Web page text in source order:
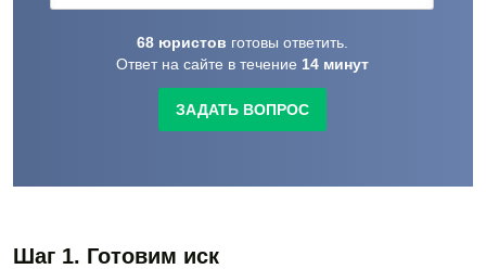
68 юристов готовы ответить.
Ответ на сайте в течение 14 минут
ЗАДАТЬ ВОПРОС
Шаг 1. Готовим иск